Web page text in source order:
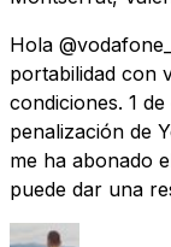
Hola
portabilidad con
condiciones. 1
penalización de
me ha abonado
puede dar una